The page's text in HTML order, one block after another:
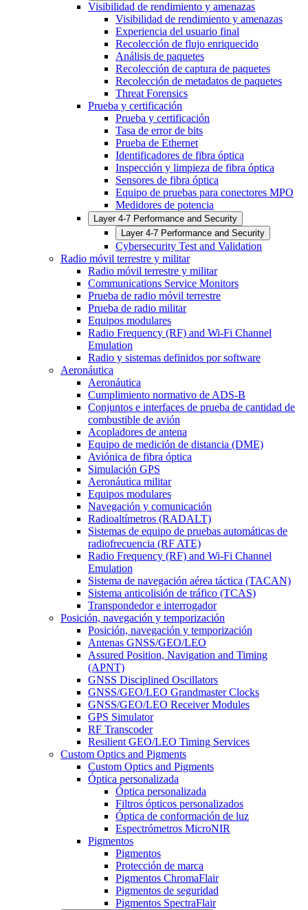
Visibilidad de rendimiento y amenazas
Visibilidad de rendimiento y amenazas
Experiencia del usuario final
Recolección de flujo enriquecido
Análisis de paquetes
Recolección de captura de paquetes
Recolección de metadatos de paquetes
Threat Forensics
Prueba y certificación
Prueba y certificación
Tasa de error de bits
Prueba de Ethernet
Identificadores de fibra óptica
Inspección y limpieza de fibra óptica
Sensores de fibra óptica
Equipo de pruebas para conectores MPO
Medidores de potencia
Layer 4-7 Performance and Security
Layer 4-7 Performance and Security
Cybersecurity Test and Validation
Radio móvil terrestre y militar
Radio móvil terrestre y militar
Communications Service Monitors
Prueba de radio móvil terrestre
Prueba de radio militar
Equipos modulares
Radio Frequency (RF) and Wi-Fi Channel
Emulation
Radio y sistemas definidos por software
Aeronáutica
Aeronáutica
Cumplimiento normativo de ADS-B
Conjuntos e interfaces de prueba de cantidad de
combustible de avión
Acopladores de antena
Equipo de medición de distancia (DME)
Aviónica de fibra óptica
Simulación GPS
Aeronáutica militar
Equipos modulares
Navegación y comunicación
Radioaltímetros (RADALT)
Sistemas de equipo de pruebas automáticas de
radiofrecuencia (RF ATE)
Radio Frequency (RF) and Wi-Fi Channel
Emulation
Sistema de navegación aérea táctica (TACAN)
Sistema anticolisión de tráfico (TCAS)
Transpondedor e interrogador
Posición, navegación y temporización
Posición, navegación y temporización
Antenas GNSS/GEO/LEO
Assured Position, Navigation and Timing
(APNT)
GNSS Disciplined Oscillators
GNSS/GEO/LEO Grandmaster Clocks
GNSS/GEO/LEO Receiver Modules
GPS Simulator
RF Transcoder
Resilient GEO/LEO Timing Services
Custom Optics and Pigments
Custom Optics and Pigments
Óptica personalizada
Óptica personalizada
Filtros ópticos personalizados
Óptica de conformación de luz
Espectrómetros MicroNIR
Pigmentos
Pigmentos
Protección de marca
Pigmentos ChromaFlair
Pigmentos de seguridad
Pigmentos SpectraFlair